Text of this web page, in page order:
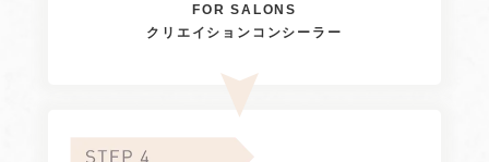
FOR SALONS
クリエイションコンシーラー